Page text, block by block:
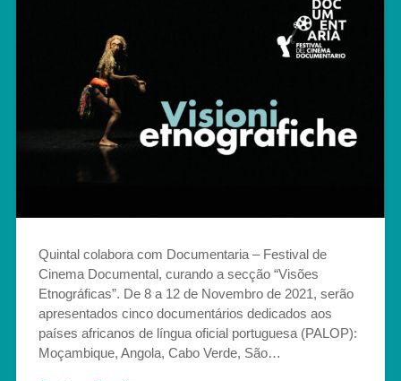
Quintal colabora com Documentaria – Festival de
Cinema Documental, curando a secção “Visões
Etnográficas”. De 8 a 12 de Novembro de 2021, serão
apresentados cinco documentários dedicados aos
países africanos de língua oficial portuguesa (PALOP):
Moçambique, Angola, Cabo Verde, São…